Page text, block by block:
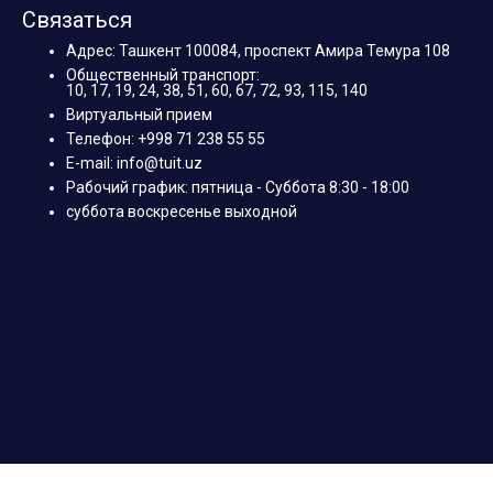
Связаться
Адрес: Ташкент 100084, проспект Амира Темура 108
Общественный транспорт:
10, 17, 19, 24, 38, 51, 60, 67, 72, 93, 115, 140
Виртуальный прием
Телефон: +998 71 238 55 55
E-mail: info@tuit.uz
Рабочий график: пятница - Суббота 8:30 - 18:00
суббота воскресенье выходной